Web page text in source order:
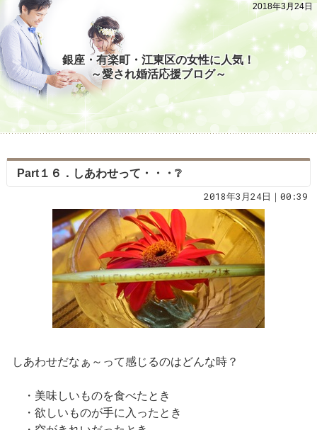
2018年3月24日
銀座・有楽町・江東区の女性に人気！
～愛され婚活応援ブログ～
Part１６．しあわせって・・・❔
2018年3月24日｜00:39
しあわせだなぁ～って感じるのはどんな時？
・美味しいものを食べたとき
・欲しいものが手に入ったとき